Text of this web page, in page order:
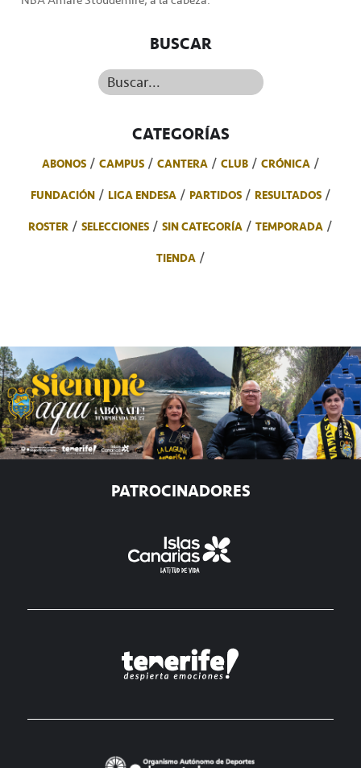
BUSCAR
Buscar...
CATEGORÍAS
ABONOS CAMPUS CANTERA CLUB
CRÓNICA
FUNDACIÓN
LIGA ENDESA PARTIDOS
RESULTADOS
ROSTER
SELECCIONES SIN CATEGORÍA
TEMPORADA
TIENDA
PATROCINADORES